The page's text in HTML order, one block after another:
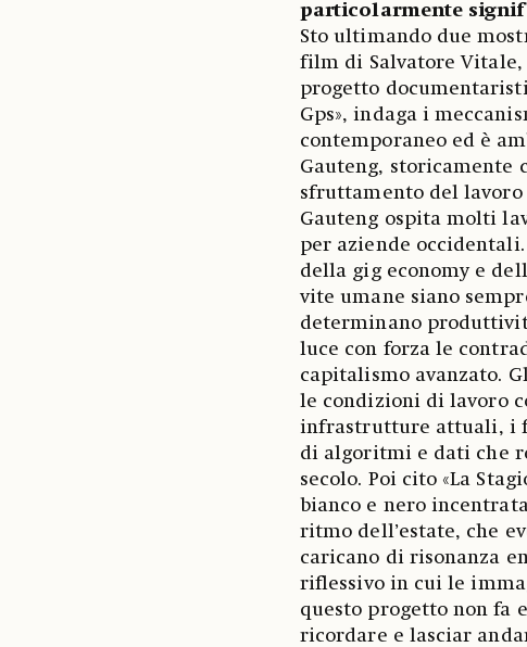
particolarmente
Sto ultimando due
film di Salvatore Vitale,
progetto
Gps», indaga i
contemporaneo ed è
Gauteng,
sfruttamento del lavoro
Gauteng ospita molti
per aziende
della gig economy e
vite umane siano
determinano
luce con forza le
capitalismo avanzato.
le condizioni di lavoro
infrastrutture attuali, i
di algoritmi e dati che
secolo. Poi cito «La
bianco e nero
ritmo dell’estate, che
caricano di risonanza
riflessivo in cui le
questo progetto non fa
ricordare e lasciar